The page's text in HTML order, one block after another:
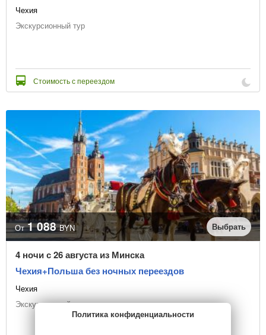
Чехия
Экскурсионный тур
Стоимость с переездом
От 1 088 BYN Выбрать
4 ночи с 26 августа из Минска
Чехия+Польша без ночных переездов
Чехия
Экскурсионный тур
Политика конфиденциальности